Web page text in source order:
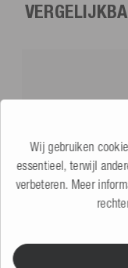
Wij gebruiken
essentieel, terwijl
verbeteren. Meer